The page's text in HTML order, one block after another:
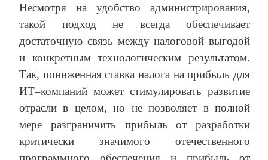
Несмотря на удобство администрирования,
такой подход не всегда обеспечивает
достаточную связь между налоговой выгодой
и конкретным технологическим результатом.
Так, пониженная ставка налога на прибыль для
ИТ–компаний может стимулировать развитие
отрасли в целом, но не позволяет в полной
мере разграничить прибыль от разработки
критически значимого отечественного